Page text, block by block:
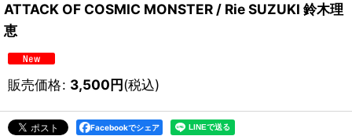
ATTACK OF COSMIC MONSTER / Rie SUZUKI 鈴木理
恵
販売価格: 3,500円(税込)
Facebookでシェア